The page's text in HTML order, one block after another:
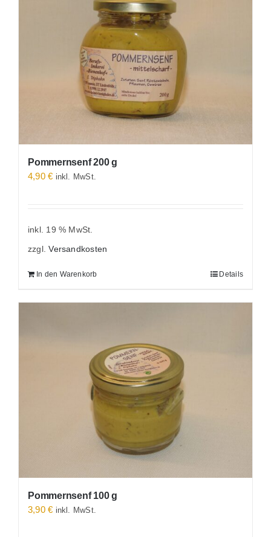
Pommernsenf 200 g
4,90€ inkl. MwSt.
inkl. 19 % MwSt.
zzgl.Versandkosten
In den Warenkorb Details
Pommernsenf 100 g
3,90€ inkl. MwSt.